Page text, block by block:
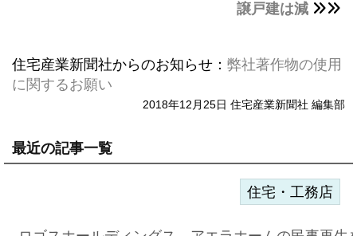
譲戸建は減
住宅産業新聞社からのお知らせ： 弊社著作物の使用
に関するお願い
2018年12月25日 住宅産業新聞社 編集部
最近の記事一覧
住宅・工務店